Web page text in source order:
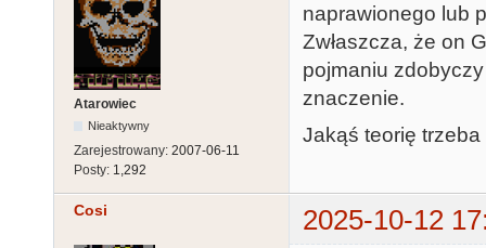
Atarowiec
Nieaktywny
Zarejestrowany: 2007-06-11
Posty: 1,292
naprawionego lub
Zwłaszcza, że on
pojmaniu
znaczenie.
Jakąś teorię
Cosi 2025-10-12